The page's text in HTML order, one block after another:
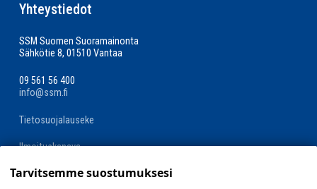
Yhteystiedot
SSM Suomen Suoramainonta
Sähkötie 8, 01510 Vantaa
09 561 56 400
info@ssm.fi
Tietosuojalauseke
Ilmoituskanava
Evästevalinnat »
Tarvitsemme suostumuksesi